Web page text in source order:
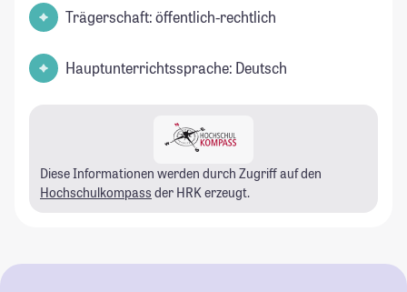
Trägerschaft: öffentlich-rechtlich
Hauptunterrichtssprache: Deutsch
Diese Informationen werden durch Zugriff auf den
Hochschulkompass der HRK erzeugt.